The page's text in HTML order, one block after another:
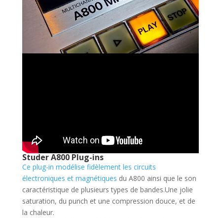
Studer A800 Plug-ins
Ce plug-in modélise fidèlement les circuits
électroniques et magnétiques du A800 ainsi que le son
caractéristique de plusieurs types de bandes.Une jolie
saturation, du punch et une compression douce, et de
la chaleur.